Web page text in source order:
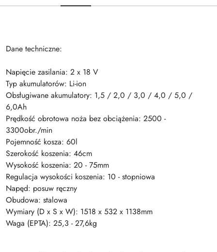
Dane techniczne:
Napięcie zasilania: 2 x 18 V
Typ akumulatorów: Li-ion
Obsługiwane akumulatory: 1,5 / 2,0 / 3,0 / 4,0 / 5,0 /
6,0Ah
Prędkość obrotowa noża bez obciążenia: 2500 -
3300obr./min
Pojemność kosza: 60l
Szerokość koszenia: 46cm
Wysokość koszenia: 20 - 75mm
Regulacja wysokości koszenia: 10 - stopniowa
Napęd: posuw ręczny
Obudowa: stalowa
Wymiary (D x S x W): 1518 x 532 x 1138mm
Waga (EPTA): 25,3 - 27,6kg